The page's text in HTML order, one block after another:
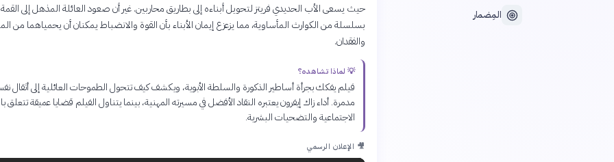
المِضمار
حيث يسعى الأب الحديدي فريتز لتحويل أبناءه إلى بطاريق محاربين. غير أن صعود العائلة المذهل إلى
بسلسلة من الكوارث المأساوية، مما يزعزع إيمان الأبناء بأن القوة والانضباط يمكنان أن يحمياهما من
والفقدان.
💡 لماذا تشاهده؟
فيلم يفكك بجرأة أساطير الذكورة والسلطة الأبوية، ويكشف كيف تتحول الطموحات العائلية إلى أثقال
مدمرة. أداء زاك إيفرون يعتبره النقاد الأفضل في مسيرته المهنية، بينما يتناول الفيلم قضايا عميقة تتعلق
الاجتماعية والتضحيات البشرية.
🎥 الإعلان الرسمي